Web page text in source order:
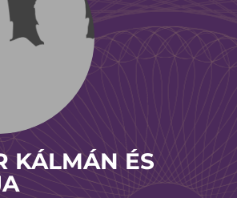
KÁLMÁN ÉS